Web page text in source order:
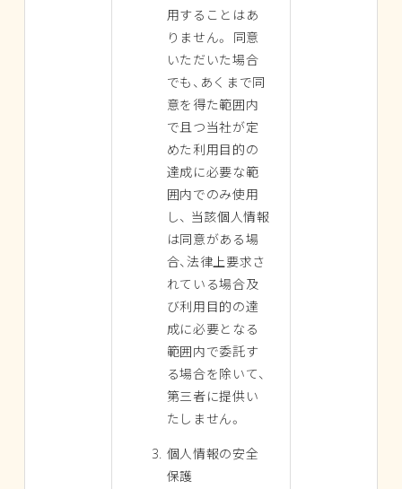
用することはあ
りません。 同意
いただいた場合
でも、あくまで同
意を得た範囲内
で且つ当社が定
めた利用目的の
達成に必要な範
囲内でのみ使用
し、 当該個人情報
は同意がある場
合、法律上要求さ
れている場合及
び利用目的の達
成に必要となる
範囲内で委託す
る場合を除いて、
第三者に提供い
たしません。
個人情報の安全
保護